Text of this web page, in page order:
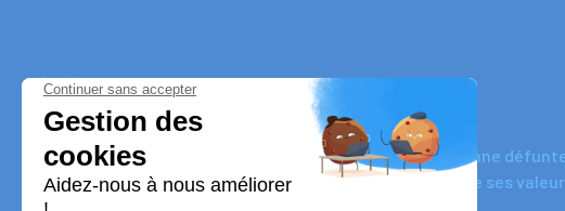
SARL VALMARY
Nos équipes vous aident à honorer la mémoire de la personne
perpétuer son souvenir dans le respect de ses volontés, de ses